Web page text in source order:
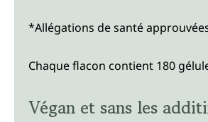
*Allégations de santé
Chaque flacon contient 180
Végan et sans les